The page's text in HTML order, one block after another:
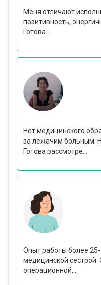
Меня отличают
позитивность,
Готова...
Нет медицинского
за лежачим больным.
Готова рассмотре...
Опыт работы более
медицинской
операционной,...